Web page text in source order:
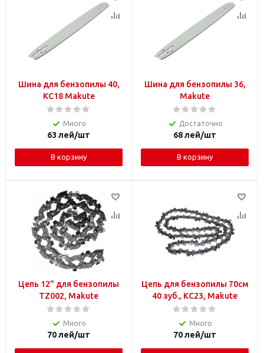
Шина для бензопилы 40,
KC18 Makute
Много
63 лей/шт
В корзину
Шина для бензопилы 36,
Makute
Достаточно
68лей/шт
В корзину
Цепь 12" для бензопилы
TZ002, Makute
Много
70лей/шт
Цепь для бензопилы 70см
40 зуб., KC23, Makute
Много
70лей/шт